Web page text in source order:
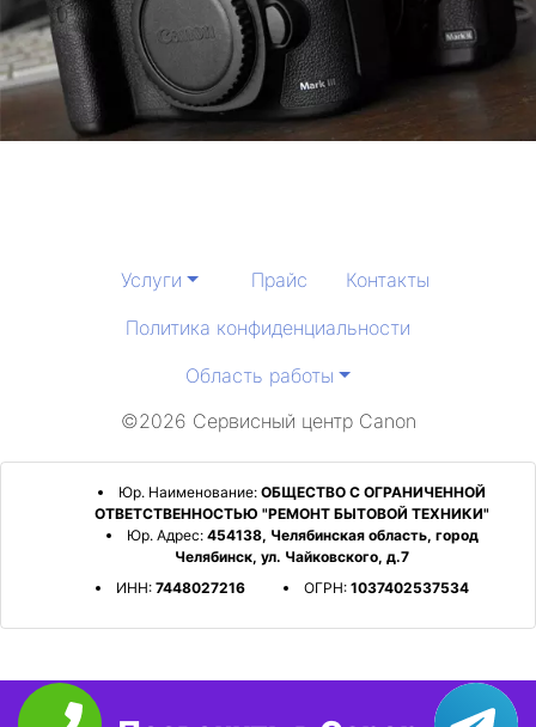
Услуги Прайс
Контакты
Политика конфиденциальности
Область работы
©2026 Сервисный центр Canon
Юр. Наименование: ОБЩЕСТВО С ОГРАНИЧЕННОЙ
ОТВЕТСТВЕННОСТЬЮ "РЕМОНТ БЫТОВОЙ ТЕХНИКИ"
Юр. Адрес:454138, Челябинская область, город
Челябинск, ул. Чайковского, д.7
ИНН: 7448027216 ОГРН: 1037402537534